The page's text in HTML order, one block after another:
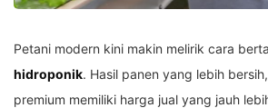
Petani modern kini makin melirik cara
hidroponik. Hasil panen yang lebih
premium memiliki harga jual yang jauh